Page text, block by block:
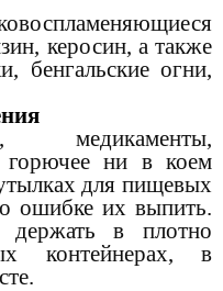
керосин, а также
бенгальские огни,
медикаменты,
горючее ни в коем
для пищевых
ошибке их выпить.
держать в плотно
контейнерах, в